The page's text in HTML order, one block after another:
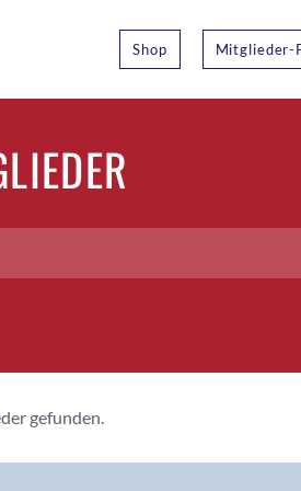
Shop Mitglieder-
gefunden.